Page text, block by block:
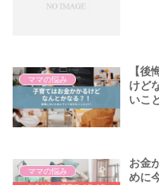
ママの悩み
【後
けど
いこ
ママの悩み
お金
めに